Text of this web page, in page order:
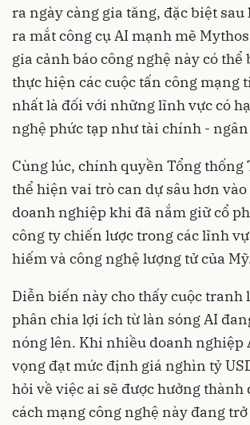
ra ngày càng gia tăng, đặc biệt
ra mắt công cụ AI mạnh mẽ
gia cảnh báo công nghệ này có thể
thực hiện các cuộc tấn công mạng
nhất là đối với những lĩnh vực có
nghệ phức tạp như tài chính -
Cùng lúc, chính quyền Tổng
thể hiện vai trò can dự sâu hơn
doanh nghiệp khi đã nắm giữ cổ
công ty chiến lược trong các lĩnh
hiếm và công nghệ lượng tử của
Diễn biến này cho thấy cuộc tranh
phân chia lợi ích từ làn sóng AI
nóng lên. Khi nhiều doanh nghiệp
vọng đạt mức định giá nghìn tỷ
hỏi về việc ai sẽ được hưởng thành
cách mạng công nghệ này đang